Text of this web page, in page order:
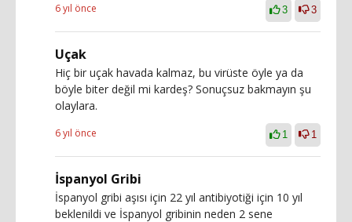
6 yıl önce 3 3
Uçak
Hiç bir uçak havada kalmaz, bu virüste öyle ya da
böyle biter değil mi kardeş? Sonuçsuz bakmayın şu
olaylara.
6 yıl önce 1 1
İspanyol Gribi
İspanyol gribi aşısı için 22 yıl antibiyotiği için 10 yıl
beklenildi ve İspanyol gribinin neden 2 sene